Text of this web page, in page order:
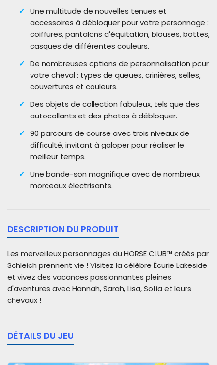
Une multitude de nouvelles tenues et
accessoires à débloquer pour votre personnage :
coiffures, pantalons d'équitation, blouses, bottes,
casques de différentes couleurs.
De nombreuses options de personnalisation pour
votre cheval : types de queues, crinières, selles,
couvertures et couleurs.
Des objets de collection fabuleux, tels que des
autocollants et des photos à débloquer.
90 parcours de course avec trois niveaux de
difficulté, invitant à galoper pour réaliser le
meilleur temps.
Une bande-son magnifique avec de nombreux
morceaux électrisants.
DESCRIPTION DU PRODUIT
Les merveilleux personnages du HORSE CLUB™ créés par
Schleich prennent vie ! Visitez la célèbre Écurie Lakeside
et vivez des vacances passionnantes pleines
d'aventures avec Hannah, Sarah, Lisa, Sofia et leurs
chevaux !
DÉTAILS DU JEU